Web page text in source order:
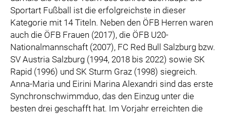
Sportart Fußball ist die erfolgreichste in dieser
Kategorie mit 14 Titeln. Neben den ÖFB Herren waren
auch die ÖFB Frauen (2017), die ÖFB U20-
Nationalmannschaft (2007), FC Red Bull Salzburg bzw.
SV Austria Salzburg (1994, 2018 bis 2022) sowie SK
Rapid (1996) und SK Sturm Graz (1998) siegreich.
Anna-Maria und Eirini Marina Alexandri sind das erste
Synchronschwimmduo, das den Einzug unter die
besten drei geschafft hat. Im Vorjahr erreichten die